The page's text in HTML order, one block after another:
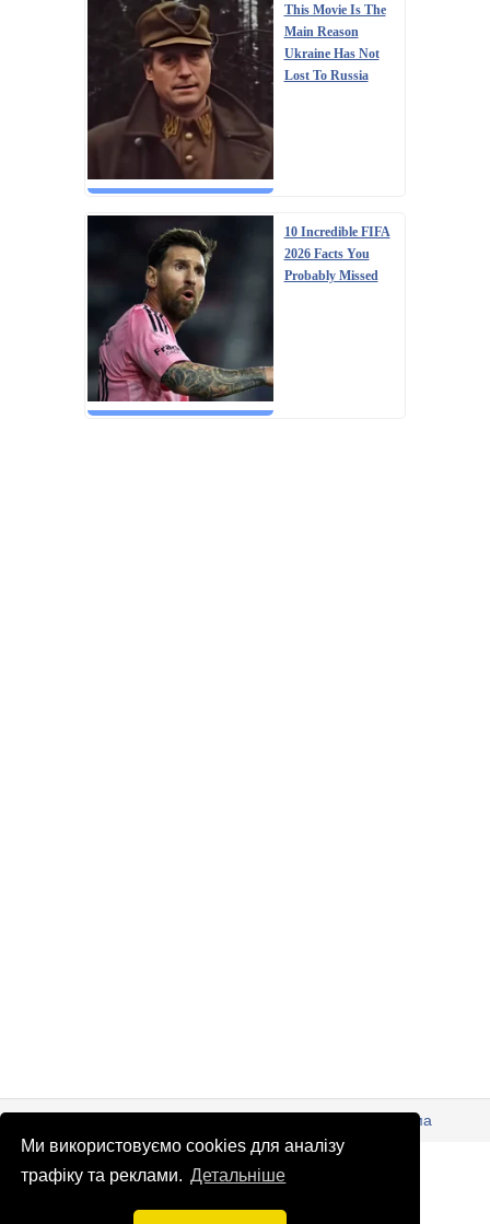
Ми використовуємо cookies для аналізу
трафіку та реклами. Детальніше
This Movie Is The
Main Reason
Ukraine Has Not
Lost To Russia
10 Incredible FIFA
2026 Facts You
Probably Missed
© Патріоти України 2026 Правова інформація
Реклама
info@patrioty.org.ua